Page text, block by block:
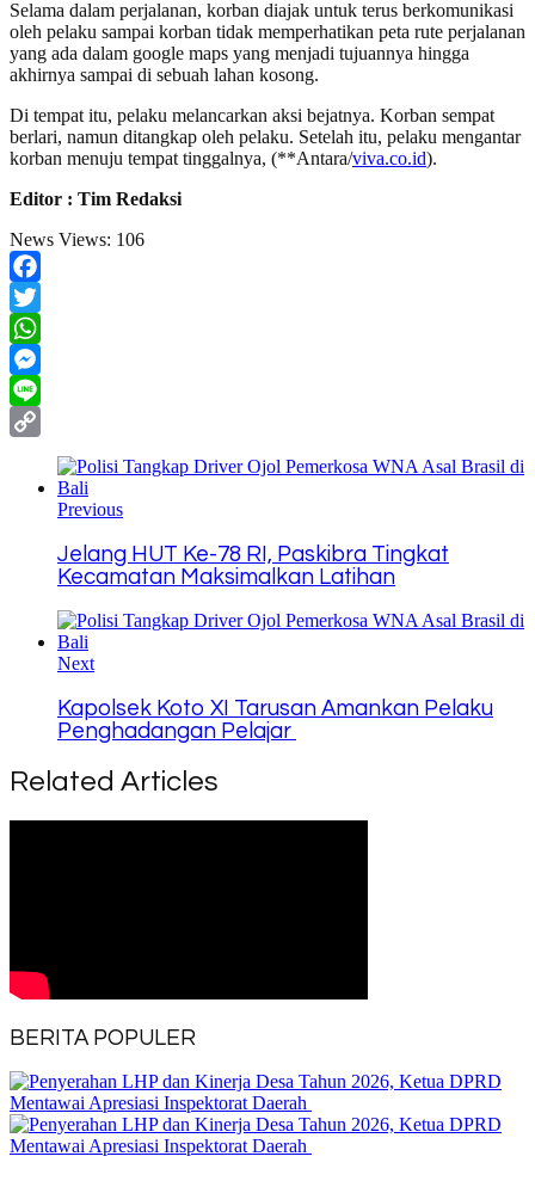
Selama dalam perjalanan, korban diajak untuk terus berkomunikasi
oleh pelaku sampai korban tidak memperhatikan peta rute perjalanan
yang ada dalam google maps yang menjadi tujuannya hingga
akhirnya sampai di sebuah lahan kosong.
Di tempat itu, pelaku melancarkan aksi bejatnya. Korban sempat
berlari, namun ditangkap oleh pelaku. Setelah itu, pelaku mengantar
korban menuju tempat tinggalnya, (**Antara/viva.co.id).
Editor : Tim Redaksi
News Views: 106
Facebook
Twitter
WhatsApp
Messenger
Line
Link
Previous
Jelang HUT Ke-78 RI, Paskibra Tingkat
Kecamatan Maksimalkan Latihan
Next
Kapolsek Koto XI Tarusan Amankan Pelaku
Penghadangan Pelajar
Related Articles
BERITA POPULER